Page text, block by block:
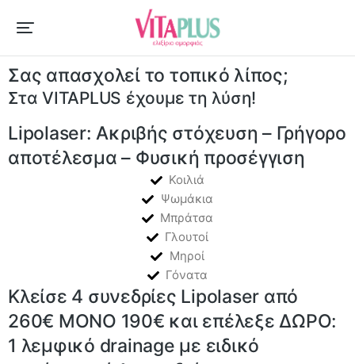
Σας απασχολεί το τοπικό λίπος;
Στα VITAPLUS έχουμε τη λύση!
Lipolaser: Ακριβής στόχευση – Γρήγορο
αποτέλεσμα – Φυσική προσέγγιση
Κοιλιά
Ψωμάκια
Μπράτσα
Γλουτοί
Μηροί
Γόνατα
Κλείσε 4 συνεδρίες Lipolaser από
260€ ΜΟΝΟ 190€ και επέλεξε ΔΩΡΟ:
1 λεμφικό drainage με ειδικό